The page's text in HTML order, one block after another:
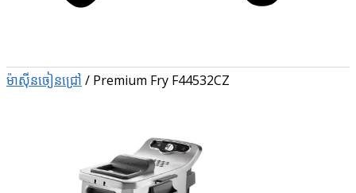
ម៉ាស៊ីនចៀនជ្រៅ / Premium Fry F44532CZ